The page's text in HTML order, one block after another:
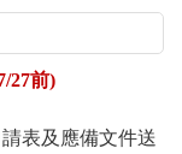
27前)
表及應備文件送